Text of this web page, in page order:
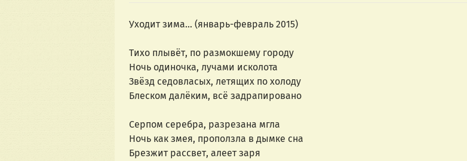
Уходит зима… (январь-февраль 2015)
Тихо плывёт, по размокшему городу
Ночь одиночка, лучами исколота
Звёзд седовласых, летящих по холоду
Блеском далёким, всё задрапировано
Серпом серебра, разрезана мгла
Ночь как змея, проползла в дымке сна
Брезжит рассвет, алеет заря